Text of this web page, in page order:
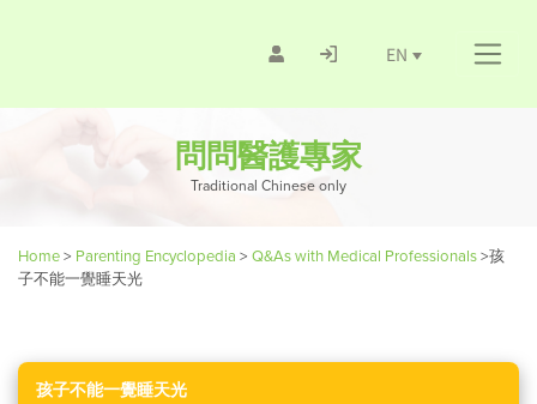
EN
問問醫護專家
Traditional Chinese only
Home> Parenting Encyclopedia > Q&As with Medical Professionals>孩
子不能一覺睡天光
孩子不能一覺睡天光